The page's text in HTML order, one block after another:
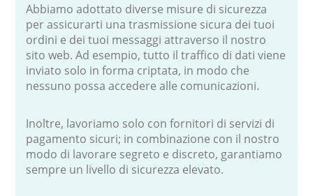
Abbiamo adottato diverse misure di sicurezza
per assicurarti una trasmissione sicura dei tuoi
ordini e dei tuoi messaggi attraverso il nostro
sito web. Ad esempio, tutto il traffico di dati viene
inviato solo in forma criptata, in modo che
nessuno possa accedere alle comunicazioni.
Inoltre, lavoriamo solo con fornitori di servizi di
pagamento sicuri; in combinazione con il nostro
modo di lavorare segreto e discreto, garantiamo
sempre un livello di sicurezza elevato.